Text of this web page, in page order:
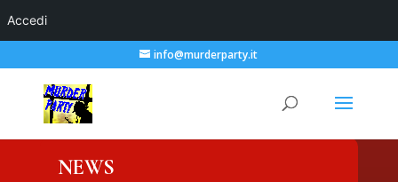
Accedi
info@murderparty.it
NEWS